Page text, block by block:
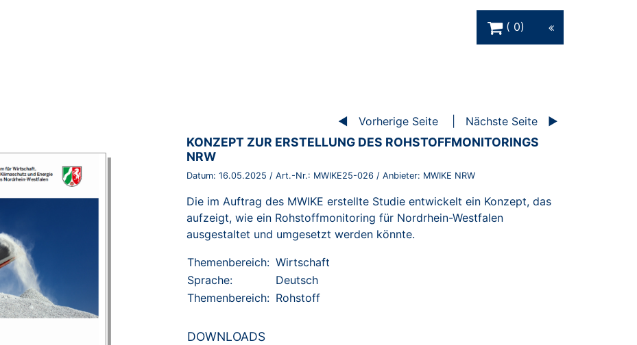
0
Vorherige Seite Nächste Seite
BROSCHÜRE:
KONZEPT ZUR ERSTELLUNG DES ROHSTOFFMONITORINGS
NRW
Datum: 16.05.2025 / Art.-Nr.: MWIKE25-026 / Anbieter: MWIKE NRW
Die im Auftrag des MWIKE erstellte Studie entwickelt ein Konzept, das
aufzeigt, wie ein Rohstoffmonitoring für Nordrhein-Westfalen
ausgestaltet und umgesetzt werden könnte.
Themenbereich: Wirtschaft
Sprache:
Deutsch
Themenbereich: Rohstoff
DOWNLOADS